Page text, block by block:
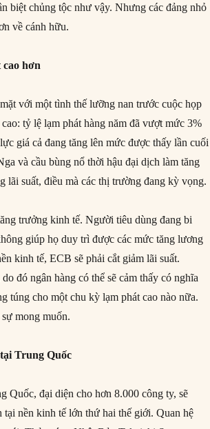
biệt chủng tộc như vậy. Nhưng các đảng nhỏ
về cánh hữu.
hơn
với một tình thế lưỡng nan trước cuộc họp
tỷ lệ lạm phát hàng năm đã vượt mức 3%
giá cả đang tăng lên mức được thấy lần cuối
và cầu bùng nổ thời hậu đại dịch làm tăng
lãi suất, điều mà các thị trường đang kỳ vọng.
trưởng kinh tế. Người tiêu dùng đang bi
giúp họ duy trì được các mức tăng lương
kinh tế, ECB sẽ phải cắt giảm lãi suất.
đó ngân hàng có thể sẽ cảm thấy có nghĩa
túng cho một chu kỳ lạm phát cao nào nữa.
mong muốn.
Trung Quốc
Quốc, đại diện cho hơn 8.000 công ty, sẽ
nền kinh tế lớn thứ hai thế giới. Quan hệ